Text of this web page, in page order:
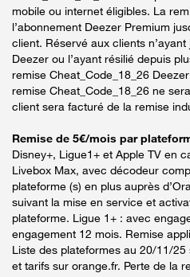
mobile ou internet éligibles. La
l’abonnement Deezer Premium
client. Réservé aux clients
Deezer ou l’ayant résilié depuis
remise Cheat_Code_18_26
remise Cheat_Code_18_26 ne
client sera facturé de la remise
Remise de 5€/mois par
Disney+, Ligue1+ et Apple TV en
Livebox Max, avec décodeur
plateforme (s) en plus auprès
suivant la mise en service et
plateforme. Ligue 1+ : avec
engagement 12 mois. Remise
Liste des plateformes au 20/11/25
et tarifs sur orange.fr. Perte de la